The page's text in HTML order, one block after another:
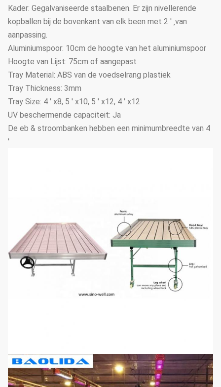
Kader: Gegalvaniseerde staalbenen. Er zijn nivellerende
kopballen bij de bovenkant van elk been met 2 ' ‚van
aanpassing.
Aluminiumspoor: 10cm de hoogte van het aluminiumspoor
Hoogte van Lijst: 75cm of aangepast
Tray Material: ABS van de voedselrang plastiek
Tray Thickness: 3mm
Tray Size: 4 ' x8, 5 ' x10, 5 ' x12, 4 ' x12
UV beschermende capaciteit: Ja
De eb & stroombanken hebben een minimumbreedte van 4
'